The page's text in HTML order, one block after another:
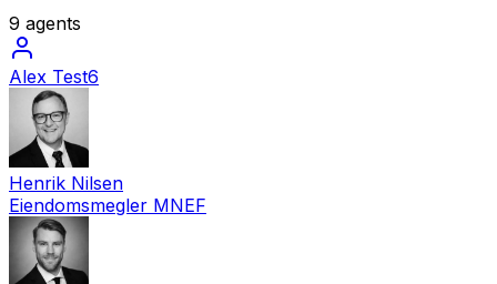
9 agents
Alex Test6
Henrik Nilsen
Eiendomsmegler MNEF